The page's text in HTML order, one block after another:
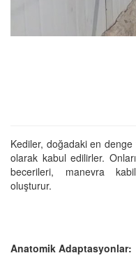
Kediler, doğadaki en
olarak kabul edilirler.
becerileri, manevra
oluşturur.
Anatomik Adaptasyonlar: